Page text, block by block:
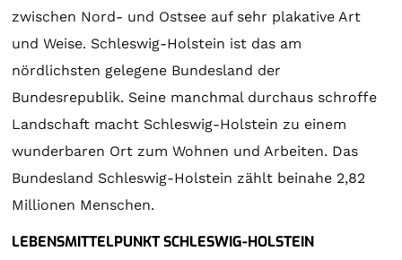
zwischen Nord- und Ostsee auf sehr plakative Art
und Weise. Schleswig-Holstein ist das am
nördlichsten gelegene Bundesland der
Bundesrepublik. Seine manchmal durchaus schroffe
Landschaft macht Schleswig-Holstein zu einem
wunderbaren Ort zum Wohnen und Arbeiten. Das
Bundesland Schleswig-Holstein zählt beinahe 2,82
Millionen Menschen.
LEBENSMITTELPUNKT SCHLESWIG-HOLSTEIN